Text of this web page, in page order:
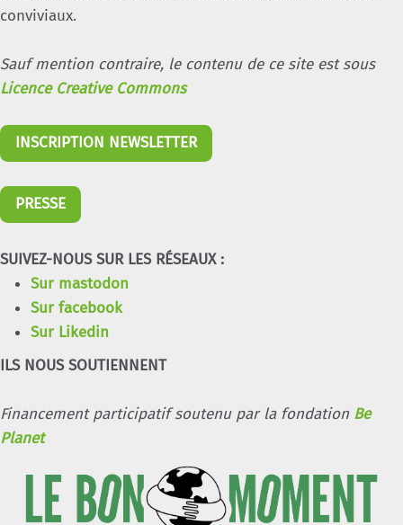
conviviaux.
Sauf mention contraire, le contenu de ce site est sous
Licence Creative Commons
INSCRIPTION NEWSLETTER
PRESSE
SUIVEZ-NOUS SUR LES RÉSEAUX :
Sur mastodon
Sur facebook
Sur Likedin
ILS NOUS SOUTIENNENT
Financement participatif soutenu par la fondation Be
Planet